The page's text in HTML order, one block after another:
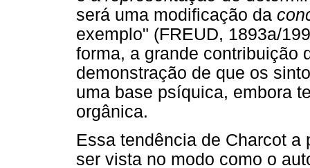
será uma modificação da
exemplo" (FREUD, 1893a/
forma, a grande contribuição
demonstração de que os
uma base psíquica, embora
orgânica.
Essa tendência de Charcot
ser vista no modo como o